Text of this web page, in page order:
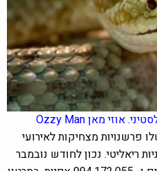
אוזי מאןOzzy Man
מצחיקות לאירועי
ריאליטי. נכון לחודש נובמבר